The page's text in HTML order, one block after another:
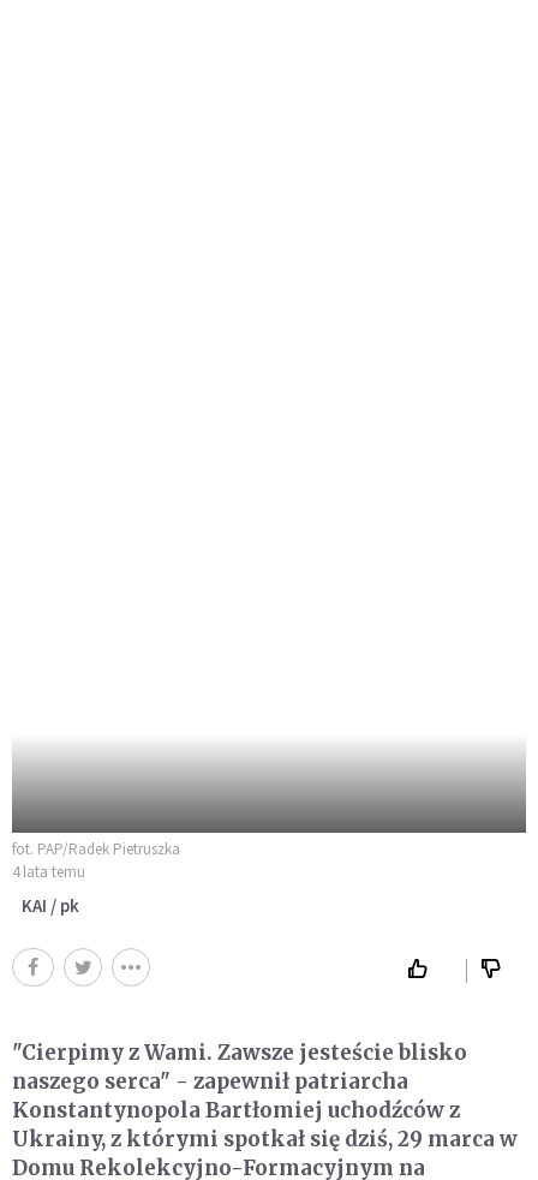
fot. PAP/Radek Pietruszka
4 lata temu
KAI / pk
"Cierpimy z Wami. Zawsze jesteście blisko
naszego serca" - zapewnił patriarcha
Konstantynopola Bartłomiej uchodźców z
Ukrainy, z którymi spotkał się dziś, 29 marca w
Domu Rekolekcyjno-Formacyjnym na